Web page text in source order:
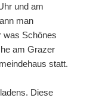
und am
man
was Schönes
am Grazer
statt.
Diese